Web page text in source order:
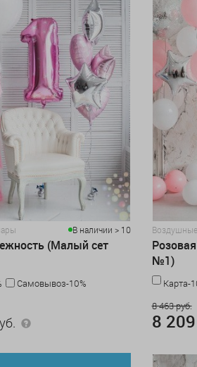
В наличии > 10
(Малый сет
Самовывоз-10%
№1)
Карта-
8 463 руб.
8 209